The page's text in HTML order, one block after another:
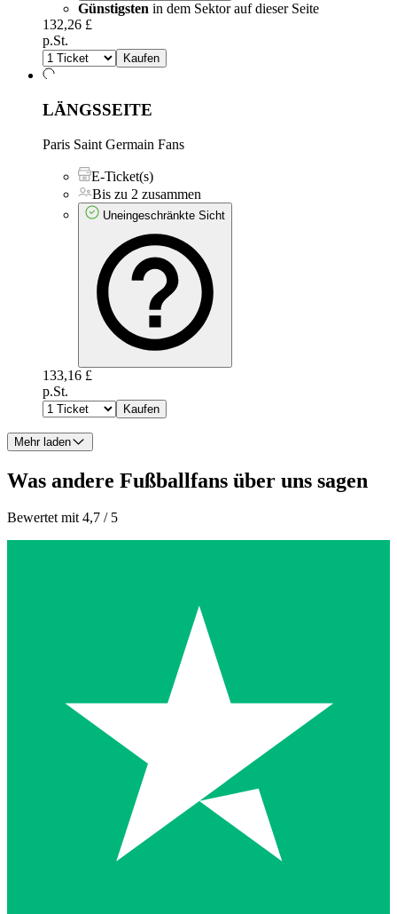
Günstigsten in dem Sektor auf dieser Seite
132,26 £
p.St.
Kaufen
LÄNGSSEITE
Paris Saint Germain Fans
E-Ticket(s)
Bis zu 2 zusammen
Uneingeschränkte Sicht
133,16 £
p.St.
Kaufen
Mehr laden
Was andere Fußballfans über uns sagen
Bewertet mit 4,7 / 5